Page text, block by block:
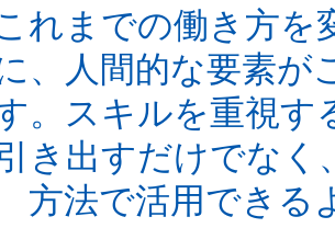
これまでの働き方
、人間的な要素が
。スキルを重視す
き出すだけでなく
方法で活用できる